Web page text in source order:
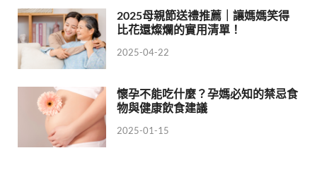
2025母親節送禮推薦｜讓媽媽笑得
比花還燦爛的實用清單！
2025-04-22
懷孕不能吃什麼？孕媽必知的禁忌食
物與健康飲食建議
2025-01-15